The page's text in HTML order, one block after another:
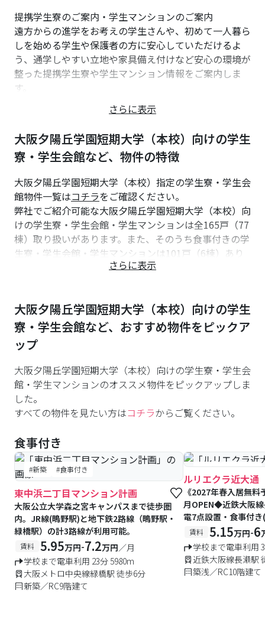
提携学生寮のご案内・学生マンションのご案内
遠方からの進学をお考えの学生さんや、初めて一人暮ら
しを始める学生や保護者の方に安心していただけるよ
う、通学しやすい立地や家具備え付けなど安心の環境が
整った提携学生寮や学生マンション情報をご案内しま
す。
【提携学生寮の体験宿泊のお申し込み】
（株）共立メンテナンス
TEL:0120-805-103
【学生マンションの体験宿泊のお申し込み】
TEL:0120-481-830
いくつか提携している仲介業者様があります。弊社もそ
の一つです。大阪夕陽丘学園短期大学生向けの食事付き
物件やオススメな物件を紹介しています。以下よりご参
考ください。
※参照：大阪夕陽丘学園短期大学公式HP（2023年5月
い。）
さらに表示
大阪夕陽丘学園短期大学（本校）向けの学生
寮・学生会館など、物件の特徴
大阪夕陽丘学園短期大学（本校）指定の学生寮・学生会
館物件一覧はコチラをご確認ください。
弊社でご紹介可能な大阪夕陽丘学園短期大学（本校）向
けの学生寮・学生会館・学生マンションは全165戸（77
棟）取り扱いがあります。また、そのうち食事付きの学
生寮・学生会館・学生マンションは101戸（6棟）あり
ます。初めての一人暮らしは、食生活が不規則になりが
す。
大阪夕陽丘学園短期大学（本校）への通学が便利な物件
には、「オートロック付」の物件は162戸、「防犯カメ
ラ付」の物件は164戸、「女性専用」の物件は11戸、紹
介可能です。
初めての一人暮らしでもご安心ください。セキュリティ
対策を行った物件を多数用意しております。
大阪夕陽丘学園短期大学（本校）向けの物件紹介は主に
園短期大学（本校）への通学の予定の方、また検討中や
住まいに関して初めてでお困りの学生様・親御様は是非
お気軽にご連絡/ご相談ください。
さらに表示
大阪夕陽丘学園短期大学（本校） 向けの学生
寮・学生会館など、おすすめ物件をピックア
ップ
大阪夕陽丘学園短期大学（本校）向けの学生寮・学生会
館・学生マンションのオススメ物件をピックアップしま
した。
すべての物件を見たい方はコチラからご覧ください。
食事付き
#新築 #食事付き
東中浜二丁目マンション計画
大阪公立大学森之宮キャンパスまで徒歩圏
内。JR線(鴫野駅)と地下鉄2路線（鴫野駅・
緑橋駅）の計3路線が利用可能。
賃料 5.95万円-7.2万円／月
学校まで電車利用 23分 5980m
大阪メトロ中央線緑橋駅 徒歩6分
新築／RC9階建て
#築浅 #食事付き
ルリエクラ近大通
《2027年春入居無
月OPEN◆近鉄大阪
電7点設置・食事付
ーネット無料の築浅
あり)
賃料 5.15万円-6
学校まで電車利用
近鉄大阪線長瀬駅
築浅／RC10階建て